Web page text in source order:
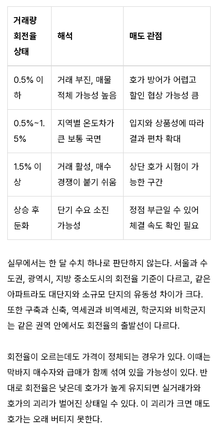
거래량
회전율
상태
해석 매도 관점
0.5% 이
하
거래 부진, 매물
적체 가능성 높음
호가 방어가 어렵고
할인 협상 가능성 큼
0.5%~1.
5%
지역별 온도차가
큰 보통 국면
입지와 상품성에 따라
결과 편차 확대
1.5% 이
상
거래 활성, 매수
경쟁이 붙기 쉬움
상단 호가 시험이 가
능한 구간
상승 후
둔화
단기 수요 소진
가능성
정점 부근일 수 있어
체결 속도 확인 필요
실무에서는 한 달 수치 하나로 판단하지 않는다. 서울과 수
도권, 광역시, 지방 중소도시의 회전율 기준이 다르고, 같은
아파트라도 대단지와 소규모 단지의 유동성 차이가 크다.
또한 구축과 신축, 역세권과 비역세권, 학군지와 비학군지
는 같은 권역 안에서도 회전율의 출발선이 다르다.
회전율이 오르는데도 가격이 정체되는 경우가 있다. 이때는
막바지 매수자와 급매가 함께 섞여 있을 가능성이 있다. 반
대로 회전율은 낮은데 호가가 높게 유지되면 실거래가와
호가의 괴리가 벌어진 상태일 수 있다. 이 괴리가 크면 매도
호가는 오래 버티지 못한다.